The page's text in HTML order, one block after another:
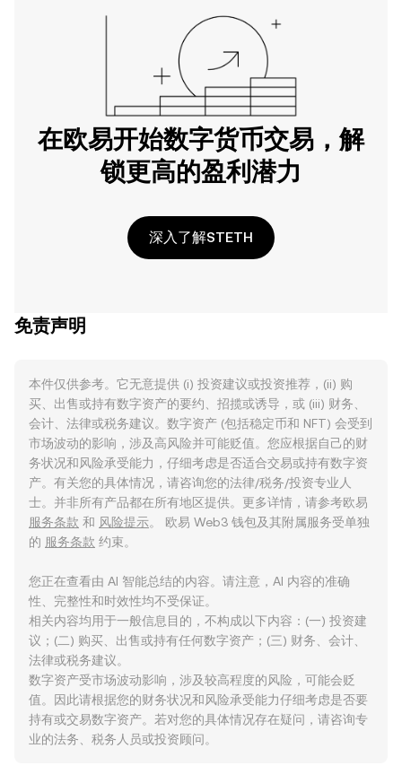
在欧易开始数字货币交易，解
锁更高的盈利潜力
深入了解STETH
免责声明
本件仅供参考。它无意提供 (i) 投资建议或投资推荐，(ii) 购
买、出售或持有数字资产的要约、招揽或诱导，或 (iii) 财务、
会计、法律或税务建议。数字资产 (包括稳定币和 NFT) 会受到
市场波动的影响，涉及高风险并可能贬值。您应根据自己的财
务状况和风险承受能力，仔细考虑是否适合交易或持有数字资
产。有关您的具体情况，请咨询您的法律/税务/投资专业人
士。并非所有产品都在所有地区提供。更多详情，请参考欧易
服务条款 和 风险提示。 欧易 Web3 钱包及其附属服务受单独
的 服务条款 约束。
您正在查看由 AI 智能总结的内容。请注意，AI 内容的准确
性、完整性和时效性均不受保证。
相关内容均用于一般信息目的，不构成以下内容：(一) 投资建
议；(二) 购买、出售或持有任何数字资产；(三) 财务、会计、
法律或税务建议。
数字资产受市场波动影响，涉及较高程度的风险，可能会贬
值。因此请根据您的财务状况和风险承受能力仔细考虑是否要
持有或交易数字资产。若对您的具体情况存在疑问，请咨询专
业的法务、税务人员或投资顾问。